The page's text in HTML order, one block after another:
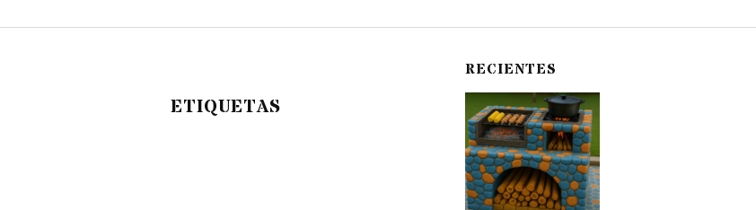
ETIQUETAS
RECIENTES